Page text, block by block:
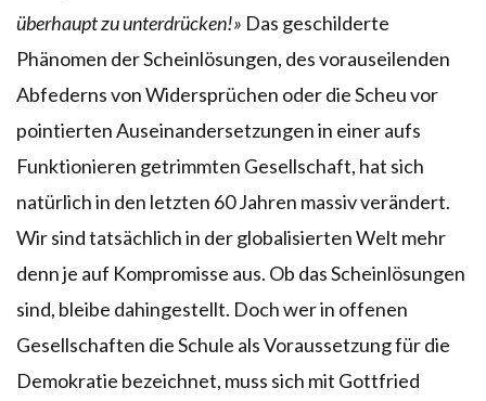
überhaupt zu unterdrücken!» Das geschilderte
Phänomen der Scheinlösungen, des vorauseilenden
Abfederns von Widersprüchen oder die Scheu vor
pointierten Auseinandersetzungen in einer aufs
Funktionieren getrimmten Gesellschaft, hat sich
natürlich in den letzten 60 Jahren massiv verändert.
Wir sind tatsächlich in der globalisierten Welt mehr
denn je auf Kompromisse aus. Ob das Scheinlösungen
sind, bleibe dahingestellt. Doch wer in offenen
Gesellschaften die Schule als Voraussetzung für die
Demokratie bezeichnet, muss sich mit Gottfried